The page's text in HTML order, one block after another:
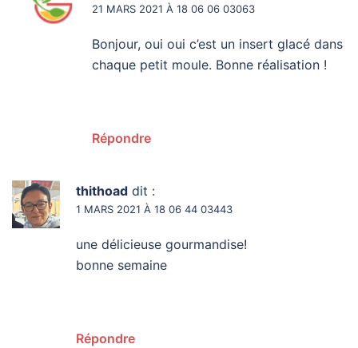
21 MARS 2021 À 18 06 06 03063
Bonjour, oui oui c’est un insert glacé dans
chaque petit moule. Bonne réalisation !
Répondre
thithoad dit :
1 MARS 2021 À 18 06 44 03443
une délicieuse gourmandise!
bonne semaine
Répondre